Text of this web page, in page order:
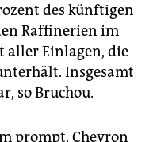
des künftigen
Raffinerien im
aller Einlagen, die
Insgesamt
so Bruchou.
prompt. Chevron